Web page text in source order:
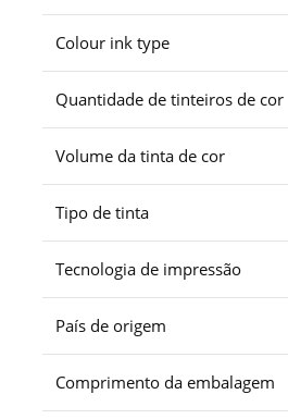
Colour ink type
Quantidade de tinteiros de cor
Volume da tinta de cor
Tipo de tinta
Tecnologia de impressão
País de origem
Comprimento da embalagem